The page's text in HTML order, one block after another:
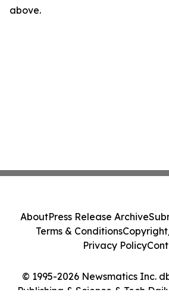
above.
© 1995-2026 Newsmatics Inc.
Publishing & Science & Tech
AboutPress Release Archive
Terms & Conditions
Privacy Policy